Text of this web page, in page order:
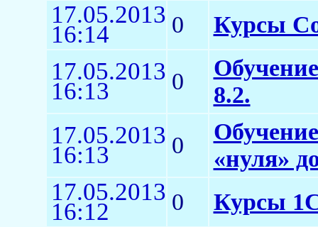
17.05.2013
16:14 0 Курсы
17.05.2013
16:13 0
8.2.
17.05.2013
16:13 0
«нуля»
17.05.2013
16:12 0 Курсы